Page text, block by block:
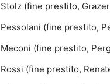
Stolz (fine prestito,
Pessolani (fine prestito,
Meconi (fine prestito,
Rossi (fine prestito,